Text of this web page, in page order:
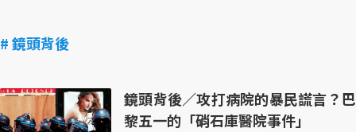
# 鏡頭背後
鏡頭背後／攻打病院的暴民謊言？巴
黎五一的「硝石庫醫院事件」